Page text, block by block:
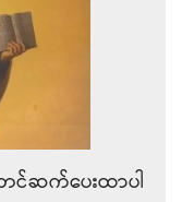
င်ဆက်ပေးထာပါ